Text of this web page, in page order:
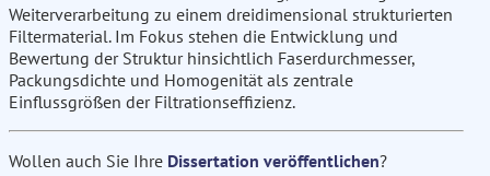
Weiterverarbeitung zu einem dreidimensional strukturierten
Filtermaterial. Im Fokus stehen die Entwicklung und
Bewertung der Struktur hinsichtlich Faserdurchmesser,
Packungsdichte und Homogenität als zentrale
Einflussgrößen der Filtrationseffizienz.
Wollen auch Sie Ihre Dissertation veröffentlichen?